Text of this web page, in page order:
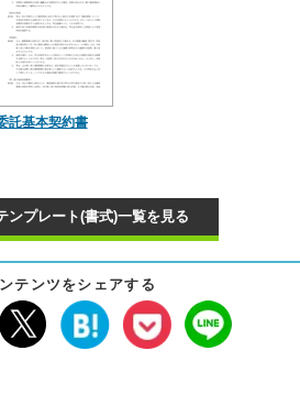
託基本契約書
ンプレート(書式)一覧を見る
テンツをシェアする